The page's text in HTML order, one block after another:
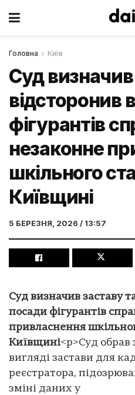
Головна Київ
Суд визначив
відсторонив
фігурантів
незаконне
шкільного
Київщині
5 БЕРЕЗНЯ, 2026 / 13:57
Суд визначив заставу
посади фігурантів
привласнення
Київщині<p>Суд обрав
вигляді застави для
реєстратора,
зміні даних у